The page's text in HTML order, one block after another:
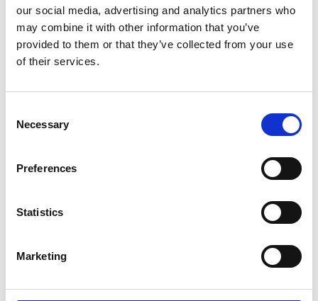
our social media, advertising and analytics partners who
may combine it with other information that you’ve
provided to them or that they’ve collected from your use
of their services.
Selection
Necessary
Preferences
Statistics
Marketing
år. Tills nu.
Men istället för att mala sädesslag står den gamla
byggnaden numera som värd för kaféverksamhet och
bevarats. På
kan du slå dig ner på någon
av de fina uteplatserna och avnjuta fantastiskt